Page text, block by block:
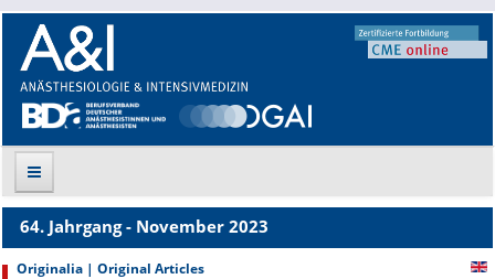
Suche
64. Jahrgang - November 2023
Originalia | Original Articles